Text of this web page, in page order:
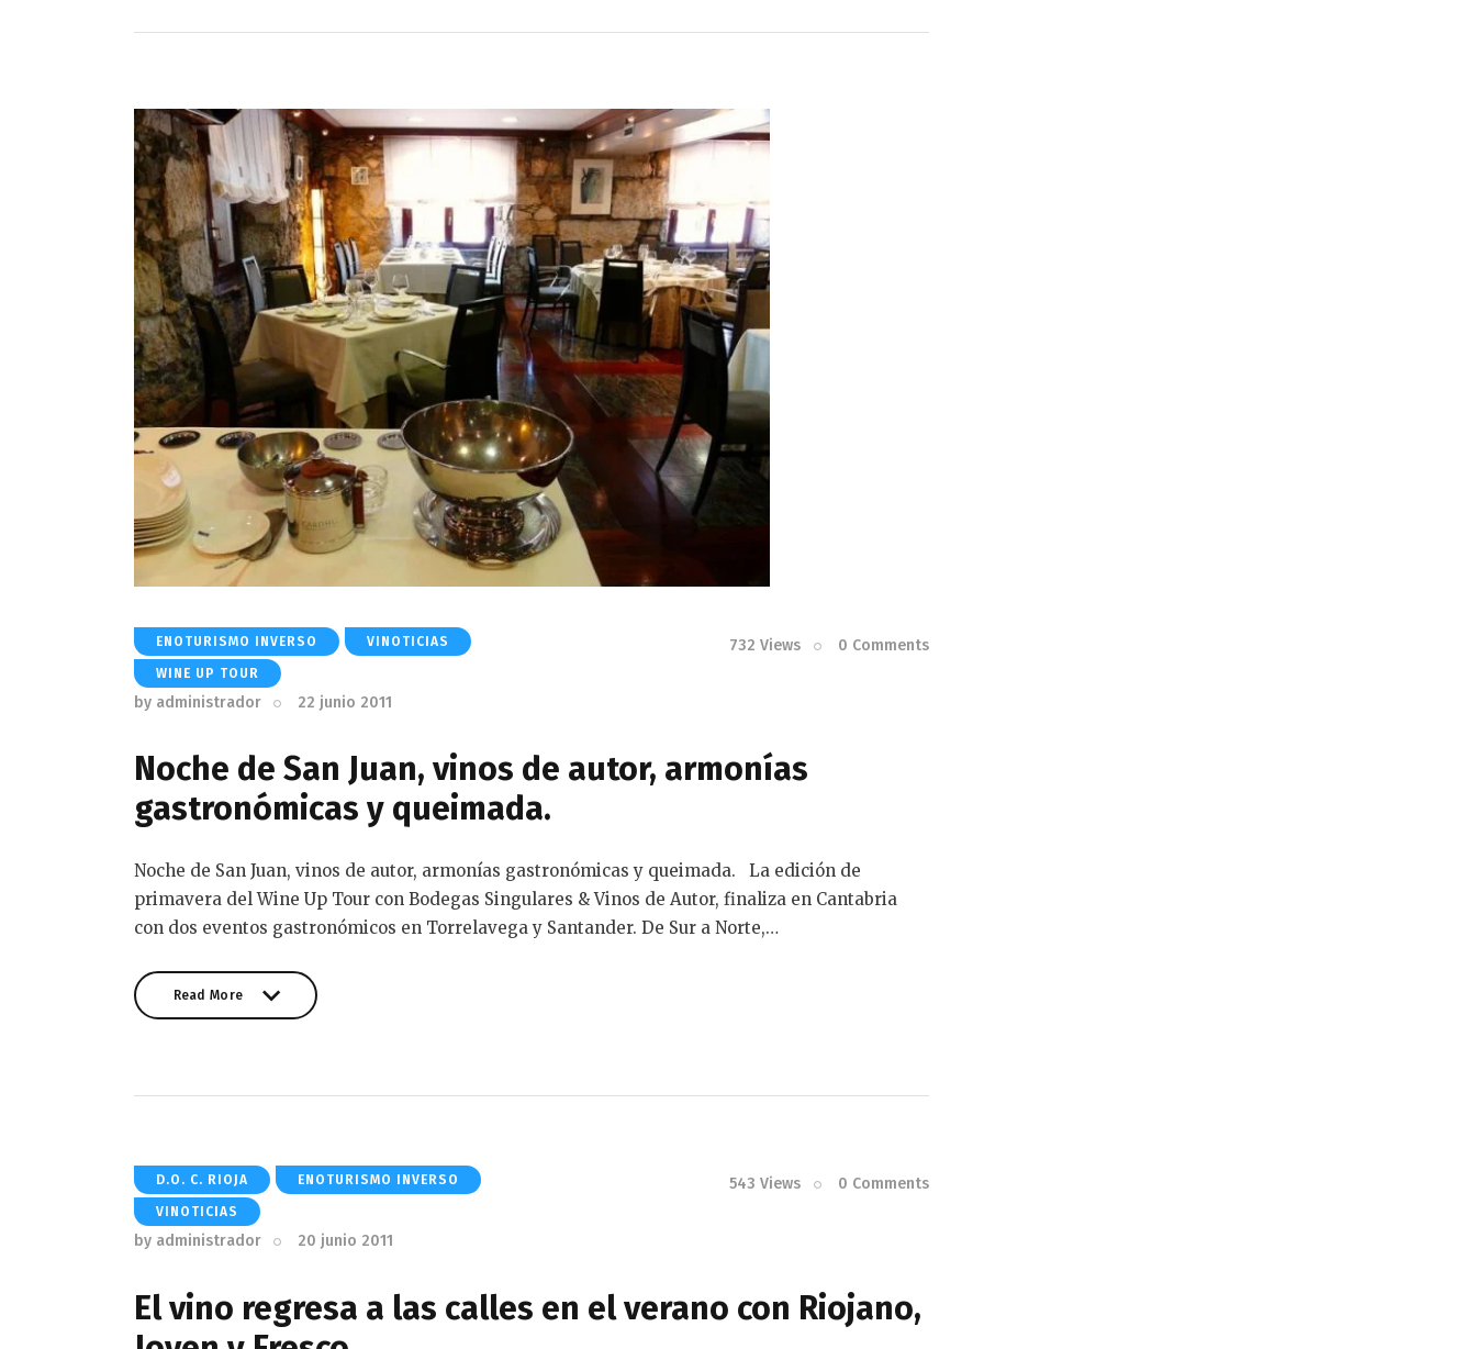
ENOTURISMO INVERSO VINOTICIAS
WINE UP TOUR
by administrador 22 junio 2011
732 Views 0 Comments
Noche de San Juan, vinos de autor, armonías
gastronómicas y queimada.
Noche de San Juan, vinos de autor, armonías gastronómicas y queimada. La edición de
primavera del Wine Up Tour con Bodegas Singulares & Vinos de Autor, finaliza en Cantabria
con dos eventos gastronómicos en Torrelavega y Santander. De Sur a Norte,…
Read More
D.O. C. RIOJA ENOTURISMO INVERSO
VINOTICIAS
by administrador 20 junio 2011
543 Views 0 Comments
El vino regresa a las calles en el verano con Riojano,